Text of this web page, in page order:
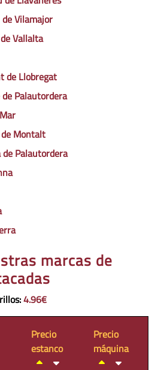
Vilamajor
Vallalta
de Llobregat
Palautordera
Montalt
Palautordera
marcas de
:4.96€
Precio
estanco
Precio
máquina